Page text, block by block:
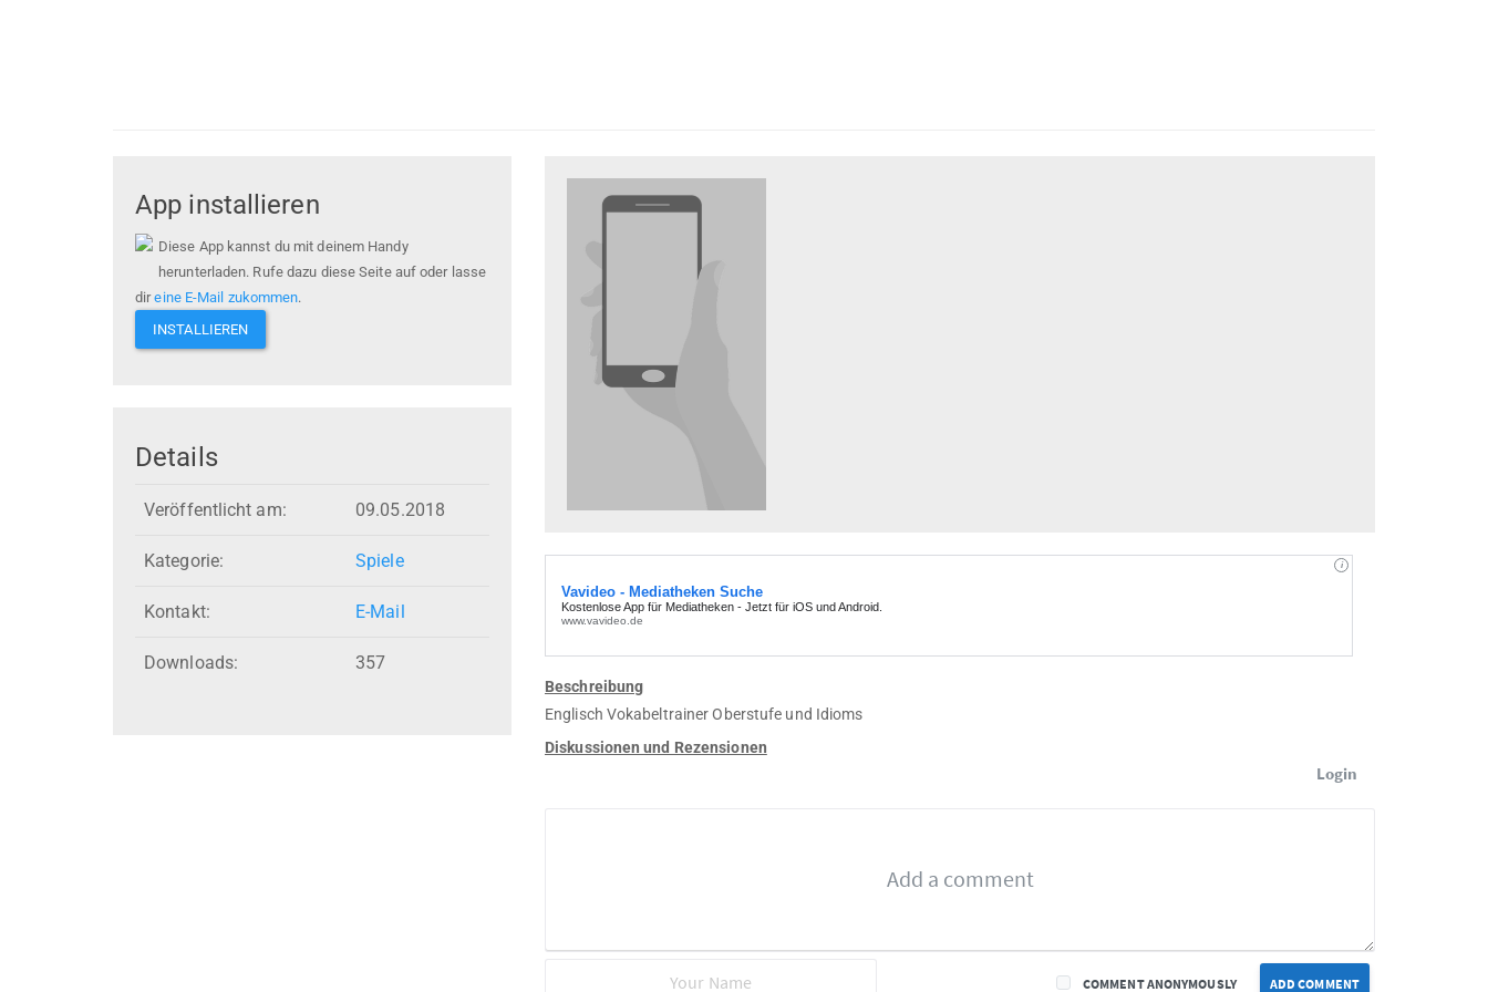
App installieren
Diese App kannst du mit deinem Handy
herunterladen. Rufe dazu diese Seite auf oder lasse
direine E-Mail zukommen.
INSTALLIEREN
Details
Veröffentlicht am: 09.05.2018
Kategorie: Spiele
Kontakt: E-Mail
Downloads: 357
Beschreibung
Englisch Vokabeltrainer Oberstufe und Idioms
Diskussionen und Rezensionen
Login
ADD COMMENT
COMMENT ANONYMOUSLY